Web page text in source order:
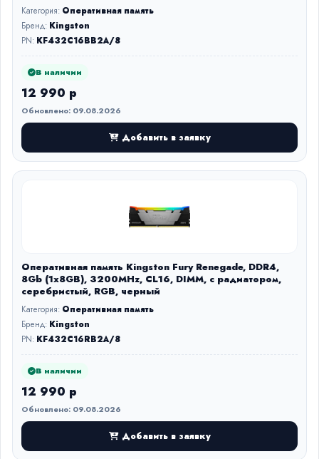
Категория: Оперативная память
Бренд: Kingston
PN: KF432C16BB2A/8
В наличии
12 990 р
Обновлено: 09.08.2026
Добавить в заявку
Оперативная память Kingston Fury Renegade, DDR4,
8Gb (1x8GB), 3200MHz, CL16, DIMM, с радиатором,
серебристый, RGB, черный
Категория: Оперативная память
Бренд: Kingston
PN: KF432C16RB2A/8
В наличии
12 990 р
Обновлено: 09.08.2026
Добавить в заявку